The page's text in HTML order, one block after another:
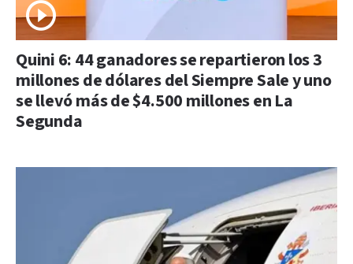
Quini 6: 44 ganadores se repartieron los 3
millones de dólares del Siempre Sale y uno
se llevó más de $4.500 millones en La
Segunda